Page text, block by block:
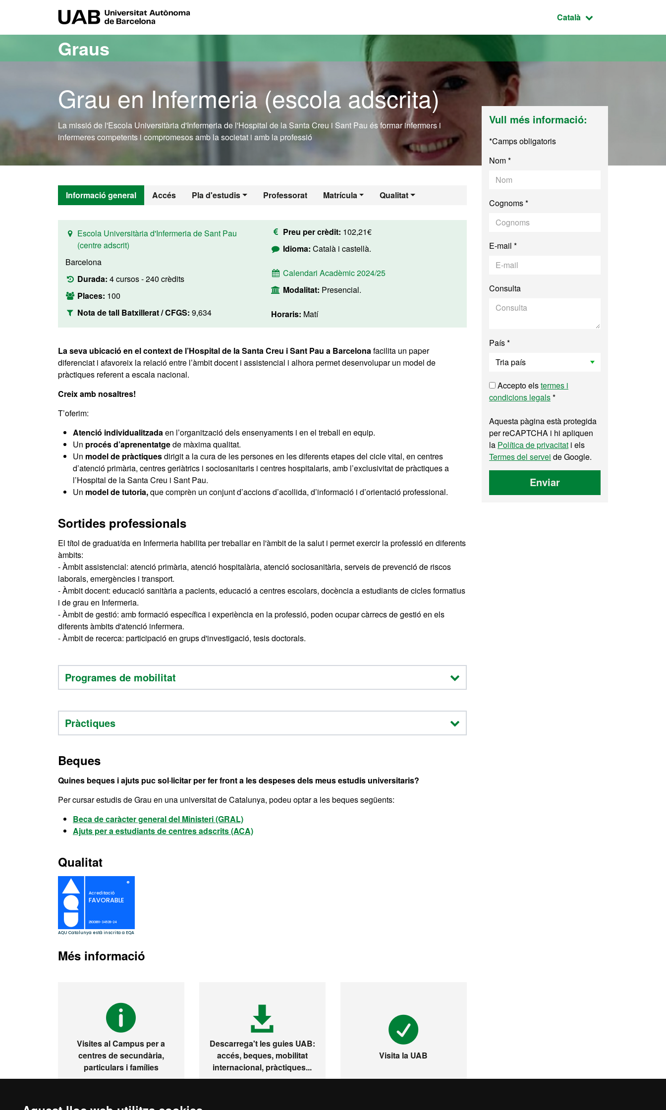
Idioma seleccionat:
Català
Graus
Grau en Infermeria (escola adscrita)
La missió de l'Escola Universitària d'Infermeria de l'Hospital de la Santa Creu i Sant Pau és formar infermers i
infermeres competents i compromesos amb la societat i amb la professió
Informació general Accés Pla d'estudis Professorat Matrícula Qualitat
Escola Universitària d'Infermeria de Sant Pau
(centre adscrit)
Barcelona
Durada: 4 cursos - 240 crèdits
Places: 100
Nota de tall Batxillerat / CFGS: 9,634
Preu per crèdit: 102,21€
Idioma: Català i castellà.
Calendari Acadèmic 2024/25
Modalitat: Presencial.
Horaris: Matí
La seva ubicació en el context de l’Hospital de la Santa Creu i Sant Pau a Barcelonafacilita un paper
diferenciat i afavoreix la relació entre l’àmbit docent i assistencial i alhora permet desenvolupar un model de
pràctiques referent a escala nacional.
Creix amb nosaltres!
T’oferim:
Atenció individualitzadaen l’organització dels ensenyaments i en el treball en equip.
Un procés d’aprenentatgede màxima qualitat.
Un model de pràctiquesdirigit a la cura de les persones en les diferents etapes del cicle vital, en centres
d’atenció primària, centres geriàtrics i sociosanitaris i centres hospitalaris, amb l’exclusivitat de pràctiques a
l’Hospital de la Santa Creu i Sant Pau.
Un model de tutoria,que comprèn un conjunt d’accions d’acollida, d’informació i d’orientació professional.
Sortides professionals
El títol de graduat/da en Infermeria habilita per treballar en l'àmbit de la salut i permet exercir la professió en diferents
àmbits:
- Àmbit assistencial: atenció primària, atenció hospitalària, atenció sociosanitària, serveis de prevenció de riscos
laborals, emergències i transport.
- Àmbit docent: educació sanitària a pacients, educació a centres escolars, docència a estudiants de cicles formatius
i de grau en Infermeria.
- Àmbit de gestió: amb formació específica i experiència en la professió, poden ocupar càrrecs de gestió en els
diferents àmbits d'atenció infermera.
- Àmbit de recerca: participació en grups d'investigació, tesis doctorals.
Programes de mobilitat
Pràctiques
Beques
Quines beques i ajuts puc sol·licitar per fer front a les despeses dels meus estudis universitaris?
Per cursar estudis de Grau en una universitat de Catalunya, podeu optar a les beques següents:
Beca de caràcter general del Ministeri (GRAL)
Ajuts per a estudiants de centres adscrits (ACA)
Qualitat
Més informació
Visites al Campus per a
centres de secundària,
particulars i famílies
Descarrega't les guies UAB:
accés, beques, mobilitat
internacional, pràctiques...
Visita la UAB
Vull més informació:
*Camps obligatoris
Nom *
Cognoms *
E-mail *
Consulta
País *
Accepto elstermes i
condicions legals*
Aquesta pàgina està protegida
per reCAPTCHA i hi apliquen
la Política de privacitat i els
Termes del servei de Google.
Enviar